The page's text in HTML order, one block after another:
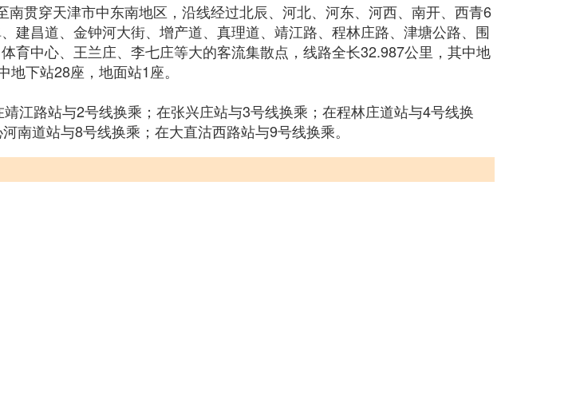
贯穿天津市中东南地区，沿线经过北辰、河北、河东、河西、南开、西青6
建昌道、金钟河大街、增产道、真理道、靖江路、程林庄路、津塘公路、围
育中心、王兰庄、李七庄等大的客流集散点，线路全长32.987公里，其中地
下站28座，地面站1座。
江路站与2号线换乘；在张兴庄站与3号线换乘；在程林庄道站与4号线换
南道站与8号线换乘；在大直沽西路站与9号线换乘。